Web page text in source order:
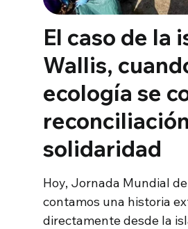
El caso de la
Wallis,
ecología se
solidaridad
Hoy, Jornada Mundial
contamos una historia
directamente desde la